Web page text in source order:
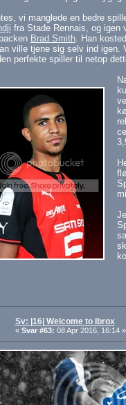
vi manglede en bedre
fra Stade Rennais, og
Brad Smith. Han
ville tjene sig selv ind igen.
perfekte spiller til netop
Sv: |16| Welcome to Ibrox
« Svar #63: 08 Apr 2016, 16:14 »